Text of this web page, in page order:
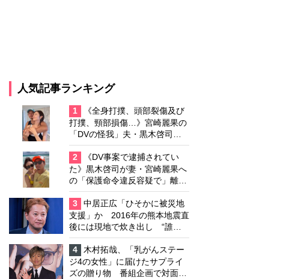
人気記事ランキング
1
《全身打撲、頭部裂傷及び
打撲、頸部損傷…》宮崎麗果の
「DVの怪我」夫・黒木啓司の
逮捕で始まる「夫婦の闘争」
2
《DV事案で逮捕されてい
た》黒木啓司が妻・宮崎麗果へ
の「保護命令違反容疑で」離婚
協議は「第二ステージ」へ
3
中居正広「ひそかに被災地
支援」か 2016年の熊本地震直
後には現地で炊き出し “誰に
も知られなくて良い”と、むし
ろ強まる福祉活動への思い
4
木村拓哉、「乳がんステー
ジ4の女性」に届けたサプライ
ズの贈り物 番組企画で対面し